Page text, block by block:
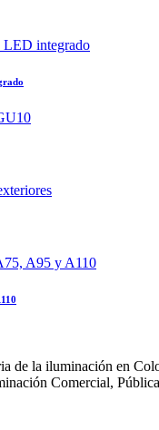
de la iluminación en
Comercial,